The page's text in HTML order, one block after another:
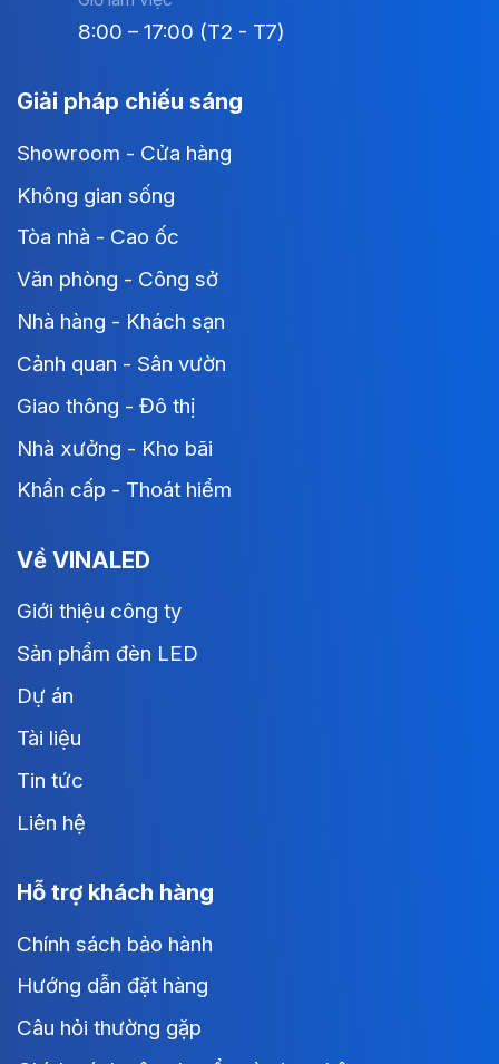
8:00 – 17:00 (T2 - T7)
Giải pháp chiếu sáng
Showroom - Cửa hàng
Không gian sống
Tòa nhà - Cao ốc
Văn phòng - Công sở
Nhà hàng - Khách sạn
Cảnh quan - Sân vườn
Giao thông - Đô thị
Nhà xưởng - Kho bãi
Khẩn cấp - Thoát hiểm
Về VINALED
Giới thiệu công ty
Sản phẩm đèn LED
Dự án
Tài liệu
Tin tức
Liên hệ
Hỗ trợ khách hàng
Chính sách bảo hành
Hướng dẫn đặt hàng
Câu hỏi thường gặp